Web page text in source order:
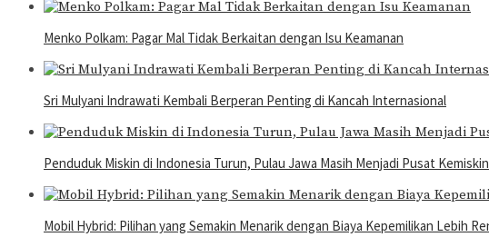
Menko Polkam: Pagar Mal Tidak Berkaitan dengan Isu Keamanan
Sri Mulyani Indrawati Kembali Berperan Penting di Kancah Internasional
Penduduk Miskin di Indonesia Turun, Pulau Jawa Masih Menjadi Pusat
Mobil Hybrid: Pilihan yang Semakin Menarik dengan Biaya Kepemilikan Lebih